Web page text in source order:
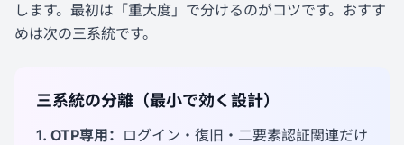
します。最初は「重大度」で分けるのがコツです。おすす
めは次の三系統です。
三系統の分離（最小で効く設計）
1. OTP専用： ログイン・復旧・二要素認証関連だけ